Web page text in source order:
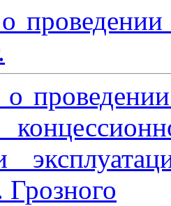
Грозного